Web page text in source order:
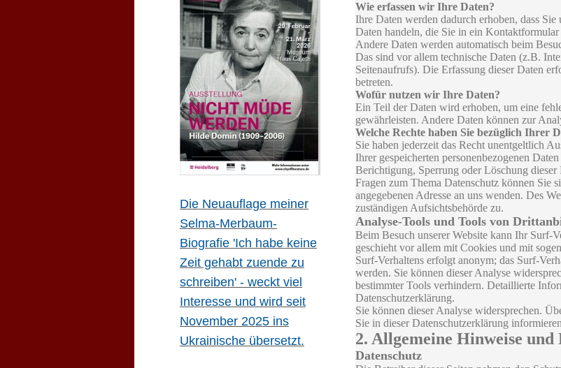
Wie erfassen wir Ihre Daten?
Ihre Daten werden dadurch erhoben, dass
Daten handeln, die Sie in ein Kontaktformular
Andere Daten werden automatisch beim
Das sind vor allem technische Daten (z.B.
Seitenaufrufs). Die Erfassung dieser Daten
betreten.
Wofür nutzen wir Ihre Daten?
Ein Teil der Daten wird erhoben, um eine
gewährleisten. Andere Daten können zur
Welche Rechte haben Sie bezüglich Ihrer
Sie haben jederzeit das Recht unentgeltlich
Ihrer gespeicherten personenbezogenen
Berichtigung, Sperrung oder Löschung
Fragen zum Thema Datenschutz können Sie
angegebenen Adresse an uns wenden. Des
zuständigen Aufsichtsbehörde zu.
Analyse-Tools und Tools von
Beim Besuch unserer Website kann Ihr Surf-
geschieht vor allem mit Cookies und mit
Surf-Verhaltens erfolgt anonym; das Surf-
werden. Sie können dieser Analyse
bestimmter Tools verhindern. Detaillierte
Datenschutzerklärung.
Sie können dieser Analyse widersprechen.
Sie in dieser Datenschutzerklärung
2. Allgemeine Hinweise
Datenschutz
Die Neuauflage meiner
Selma-Merbaum-
Biografie 'Ich habe keine
Zeit gehabt zuende zu
schreiben' - weckt viel
Interesse und wird seit
November 2025 ins
Ukrainische übersetzt.